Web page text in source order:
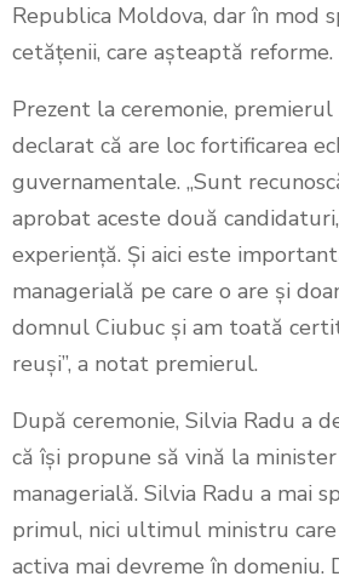
Republica Moldova, dar în mod
cetățenii, care așteaptă reforme.
Prezent la ceremonie, premierul
declarat că are loc fortificarea
guvernamentale. „Sunt
aprobat aceste două
experiență. Și aici este
managerială pe care o are și
domnul Ciubuc și am toată
reuși”, a notat premierul.
După ceremonie, Silvia Radu a
că își propune să vină la
managerială. Silvia Radu a mai
primul, nici ultimul ministru
activa mai devreme în domeniu.